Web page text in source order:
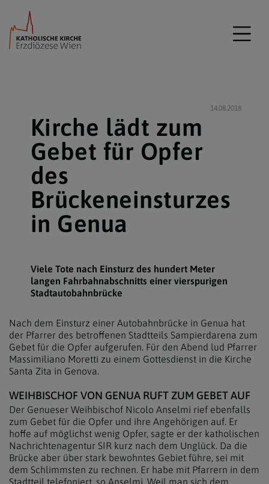
14.08.2018
Kirche lädt zum
Gebet für Opfer
des
Brückeneinsturzes
in Genua
Viele Tote nach Einsturz des hundert Meter
langen Fahrbahnabschnitts einer vierspurigen
Stadtautobahnbrücke
Nach dem Einsturz einer Autobahnbrücke in Genua hat
der Pfarrer des betroffenen Stadtteils Sampierdarena zum
Gebet für die Opfer aufgerufen. Für den Abend lud Pfarrer
Massimiliano Moretti zu einem Gottesdienst in die Kirche
Santa Zita in Genova.
WEIHBISCHOF VON GENUA RUFT ZUM GEBET AUF
Der Genueser Weihbischof Nicolo Anselmi rief ebenfalls
zum Gebet für die Opfer und ihre Angehörigen auf. Er
hoffe auf möglichst wenig Opfer, sagte er der katholischen
Nachrichtenagentur SIR kurz nach dem Unglück. Da die
Brücke aber über stark bewohntes Gebiet führe, sei mit
dem Schlimmsten zu rechnen. Er habe mit Pfarrern in dem
Stadtteil telefoniert, so Anselmi. Weil man sich dem